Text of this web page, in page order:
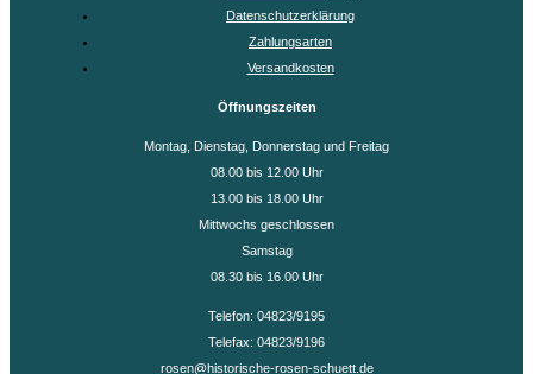
Datenschutzerklärung
Zahlungsarten
Versandkosten
Öffnungszeiten
Montag, Dienstag, Donnerstag und Freitag
08.00 bis 12.00 Uhr
13.00 bis 18.00 Uhr
Mittwochs geschlossen
Samstag
08.30 bis 16.00 Uhr
Telefon: 04823/9195
Telefax: 04823/9196
rosen@historische-rosen-schuett.de